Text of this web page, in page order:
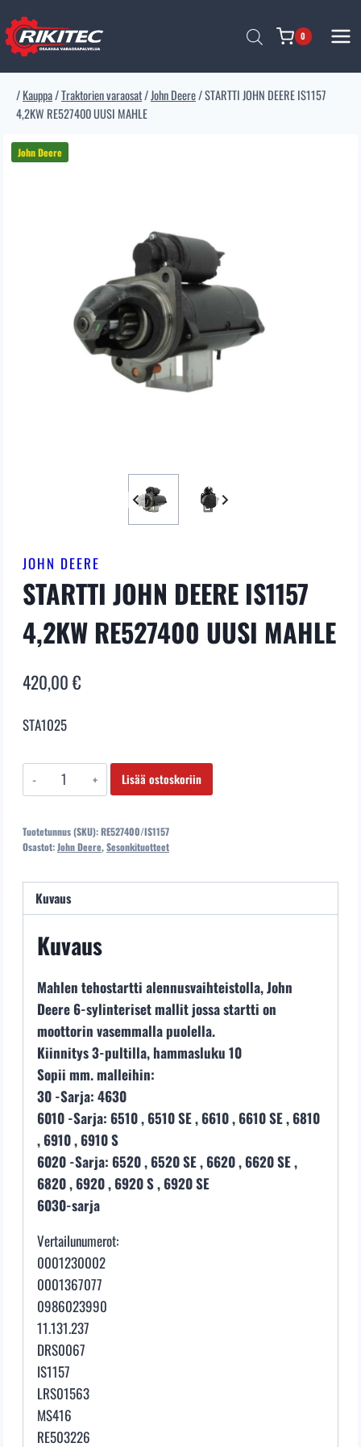
sisältöön
0
/Kauppa/Traktorien varaosat/John Deere/STARTTI JOHN DEERE IS1157
4,2KW RE527400 UUSI MAHLE
JOHN DEERE
STARTTI JOHN DEERE IS1157
4,2KW RE527400 UUSI MAHLE
420,00€
STA1025
STARTTI
JOHN
IS1157
RE527400
UUSI
määrä
Lisää ostoskoriin
Tuotetunnus (SKU):RE527400/IS1157
Osastot:John Deere,Sesonkituotteet
Kuvaus
Kuvaus
Mahlen tehostartti alennusvaihteistolla, John
Deere 6-sylinteriset mallit jossa startti on
moottorin vasemmalla puolella.
Kiinnitys 3-pultilla, hammasluku 10
Sopii mm. malleihin:
30 -Sarja: 4630
6010 -Sarja: 6510 , 6510 SE , 6610 , 6610 SE , 6810
, 6910 , 6910 S
6020 -Sarja: 6520 , 6520 SE , 6620 , 6620 SE ,
6820 , 6920 , 6920 S , 6920 SE
6030-sarja
Vertailunumerot:
0001230002
0001367077
0986023990
11.131.237
DRS0067
IS1157
LRS01563
MS416
RE503226